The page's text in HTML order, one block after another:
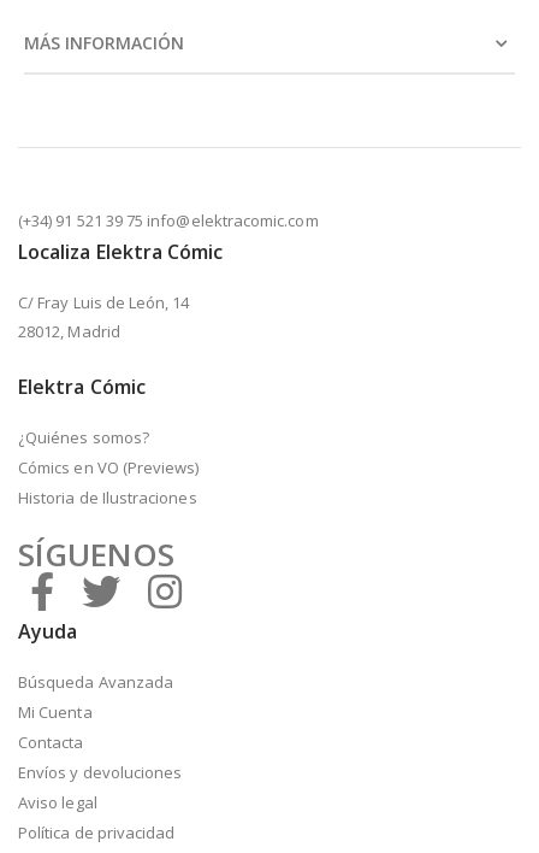
MÁS INFORMACIÓN
(+34) 91 521 39 75 info@elektracomic.com
Localiza Elektra Cómic
C/ Fray Luis de León, 14
28012, Madrid
Elektra Cómic
¿Quiénes somos?
Cómics en VO (Previews)
Historia de Ilustraciones
SÍGUENOS
Ayuda
Búsqueda Avanzada
Mi Cuenta
Contacta
Envíos y devoluciones
Aviso legal
Política de privacidad